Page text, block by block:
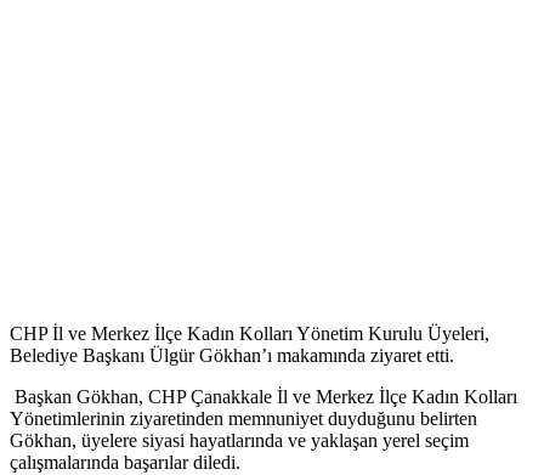
CHP İl ve Merkez İlçe Kadın Kolları Yönetim Kurulu Üyeleri,
Belediye Başkanı Ülgür Gökhan’ı makamında ziyaret etti.
Başkan Gökhan, CHP Çanakkale İl ve Merkez İlçe Kadın Kolları
Yönetimlerinin ziyaretinden memnuniyet duyduğunu belirten
Gökhan, üyelere siyasi hayatlarında ve yaklaşan yerel seçim
çalışmalarında başarılar diledi.